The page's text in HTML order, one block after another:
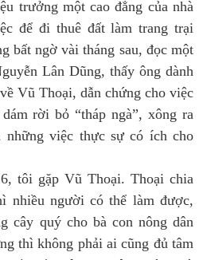
trưởng một cao đẳng của nhà
để đi thuê đất làm trang trại
bất ngờ vài tháng sau, đọc một
Lân Dũng, thấy ông dành
Vũ Thoại, dẫn chứng cho việc
rời bỏ “tháp ngà”, xông ra
việc thực sự có ích cho
tôi gặp Vũ Thoại. Thoại chia
nhiều người có thể làm được,
cây quý cho bà con nông dân
thì không phải ai cũng đủ tâm